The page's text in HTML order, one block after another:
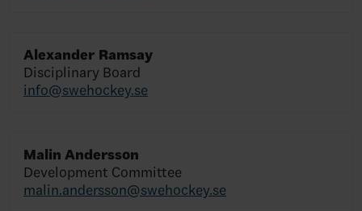
Alexander Ramsay
Disciplinary Board
info@swehockey.se
Malin Andersson
Development Committee
malin.andersson@swehockey.se